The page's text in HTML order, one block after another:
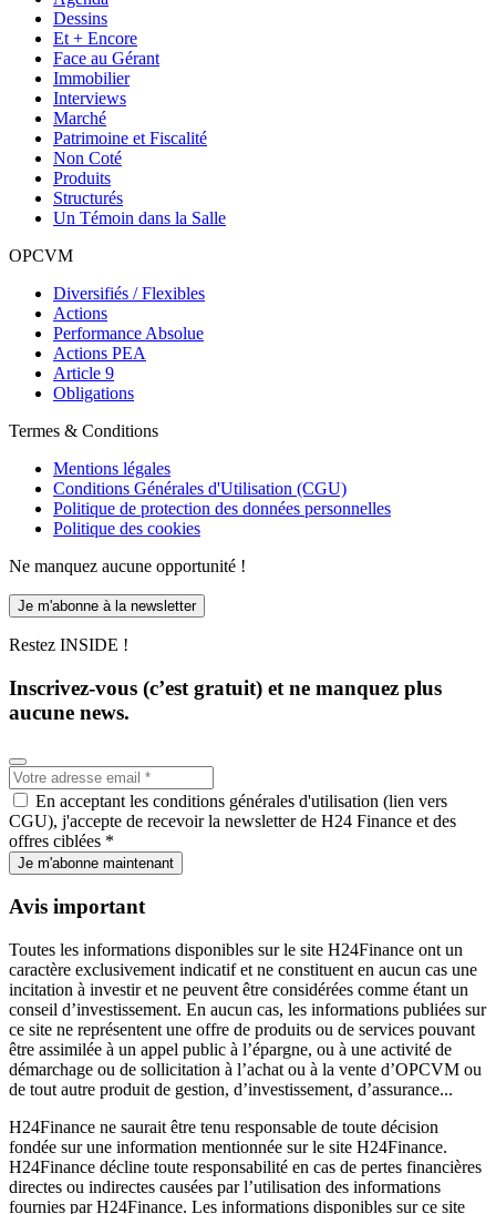
Dessins
Et + Encore
Face au Gérant
Immobilier
Interviews
Marché
Patrimoine et Fiscalité
Non Coté
Produits
Structurés
Un Témoin dans la Salle
OPCVM
Diversifiés / Flexibles
Actions
Performance Absolue
Actions PEA
Article 9
Obligations
Termes & Conditions
Mentions légales
Conditions Générales d'Utilisation (CGU)
Politique de protection des données personnelles
Politique des cookies
Ne manquez aucune opportunité !
Je m'abonne à la newsletter
Restez INSIDE !
Inscrivez-vous (c’est gratuit) et ne manquez plus
aucune news.
En acceptant les conditions générales d'utilisation (lien vers
CGU), j'accepte de recevoir la newsletter de H24 Finance et des
offres ciblées *
Je m'abonne maintenant
Avis important
Toutes les informations disponibles sur le site H24Finance ont un
caractère exclusivement indicatif et ne constituent en aucun cas une
incitation à investir et ne peuvent être considérées comme étant un
conseil d’investissement. En aucun cas, les informations publiées sur
ce site ne représentent une offre de produits ou de services pouvant
être assimilée à un appel public à l’épargne, ou à une activité de
démarchage ou de sollicitation à l’achat ou à la vente d’OPCVM ou
de tout autre produit de gestion, d’investissement, d’assurance...
H24Finance ne saurait être tenu responsable de toute décision
fondée sur une information mentionnée sur le site H24Finance.
H24Finance décline toute responsabilité en cas de pertes financières
directes ou indirectes causées par l’utilisation des informations
fournies par H24Finance. Les informations disponibles sur ce site